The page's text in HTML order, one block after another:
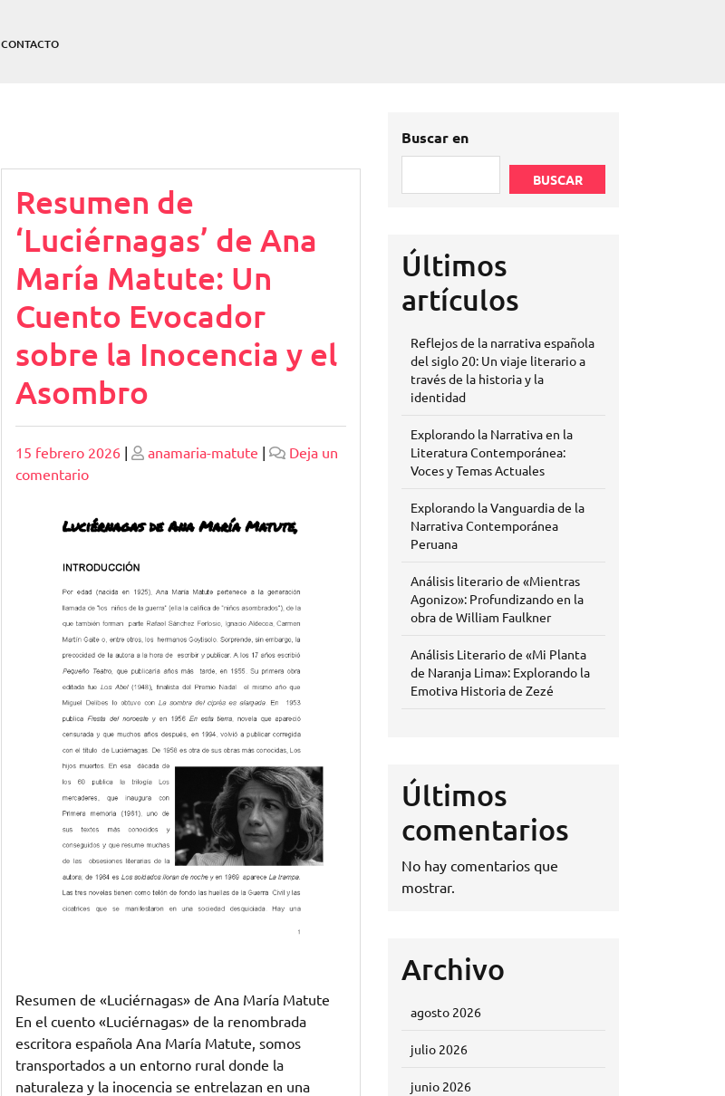
CONTACTO
Resumen de
‘Luciérnagas’ de Ana
María Matute: Un
Cuento Evocador
sobre la Inocencia y el
Asombro
Publicado
15 febrero 2026| Publicado
anamaria-matute |
Deja un
comentarioen
de
‘Luciérnagas’
de
María
Matute:
Un
Cuento
Evocador
sobre
la
Inocencia
y
el
Asombro
Resumen de «Luciérnagas» de Ana María Matute
En el cuento «Luciérnagas» de la renombrada
escritora española Ana María Matute, somos
transportados a un entorno rural donde la
naturaleza y la inocencia se entrelazan en una
Buscar en
BUSCAR
Últimos
artículos
Reflejos de la narrativa española
del siglo 20: Un viaje literario a
través de la historia y la
identidad
Explorando la Narrativa en la
Literatura Contemporánea:
Voces y Temas Actuales
Explorando la Vanguardia de la
Narrativa Contemporánea
Peruana
Análisis literario de «Mientras
Agonizo»: Profundizando en la
obra de William Faulkner
Análisis Literario de «Mi Planta
de Naranja Lima»: Explorando la
Emotiva Historia de Zezé
Últimos
comentarios
No hay comentarios que
mostrar.
Archivo
agosto 2026
julio 2026
junio 2026